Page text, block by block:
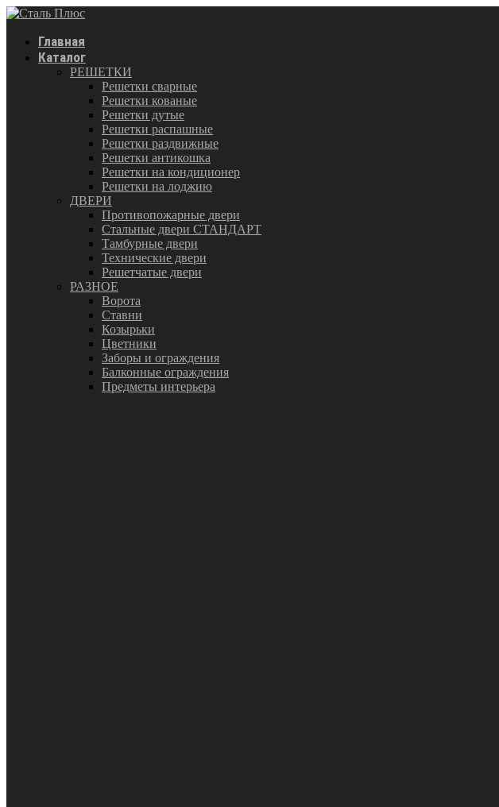
Главная
Каталог
РЕШЕТКИ
Решетки сварные
Решетки кованые
Решетки дутые
Решетки распашные
Решетки раздвижные
Решетки антикошка
Решетки на кондиционер
Решетки на лоджию
ДВЕРИ
Противопожарные двери
Стальные двери СТАНДАРТ
Тамбурные двери
Технические двери
Решетчатые двери
РАЗНОЕ
Ворота
Ставни
Козырьки
Цветники
Заборы и ограждения
Балконные ограждения
Предметы интерьера